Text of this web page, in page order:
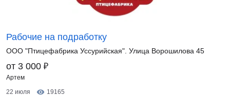
Рабочие на подработку
ООО "Птицефабрика Уссурийская". Улица Ворошилова 45
от 3 000 ₽
Артем
22 июля
19165